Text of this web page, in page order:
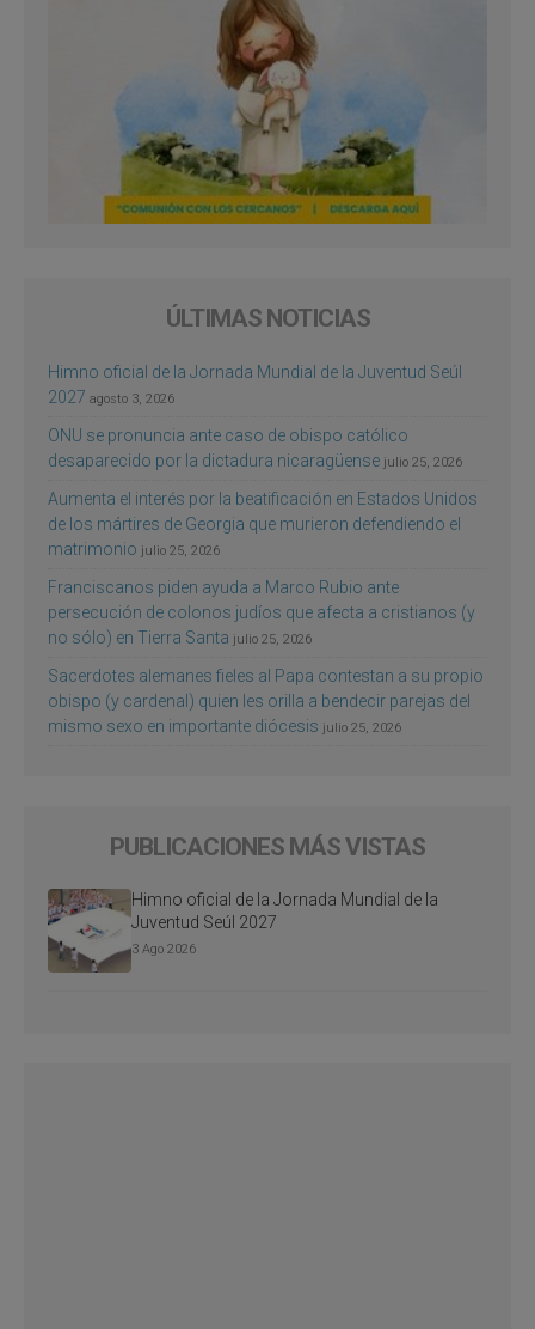
ÚLTIMAS NOTICIAS
Himno oficial de la Jornada Mundial de la Juventud Seúl
2027 agosto 3, 2026
ONU se pronuncia ante caso de obispo católico
desaparecido por la dictadura nicaragüense julio 25, 2026
Aumenta el interés por la beatificación en Estados Unidos
de los mártires de Georgia que murieron defendiendo el
matrimonio julio 25, 2026
Franciscanos piden ayuda a Marco Rubio ante
persecución de colonos judíos que afecta a cristianos (y
no sólo) en Tierra Santa julio 25, 2026
Sacerdotes alemanes fieles al Papa contestan a su propio
obispo (y cardenal) quien les orilla a bendecir parejas del
mismo sexo en importante diócesis julio 25, 2026
PUBLICACIONES MÁS VISTAS
Himno oficial de la Jornada Mundial de la
Juventud Seúl 2027
3 Ago 2026